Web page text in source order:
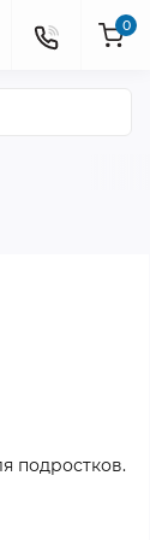
0
подростков.